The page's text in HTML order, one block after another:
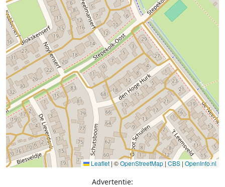
Leaflet | ©OpenStreetMap | CBS | OpenInfo.nl
Advertentie: